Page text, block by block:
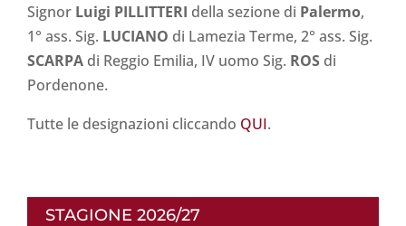
Signor Luigi PILLITTERI della sezione di Palermo,
1° ass. Sig. LUCIANO di Lamezia Terme, 2° ass. Sig.
SCARPA di Reggio Emilia, IV uomo Sig. ROS di
Pordenone.
Tutte le designazioni cliccando QUI.
STAGIONE 2026/27